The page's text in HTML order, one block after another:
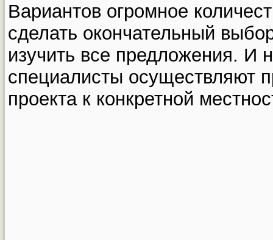
Вариантов огромное
сделать окончательный
изучить все предложения. И
специалисты осуществляют
проекта к конкретной